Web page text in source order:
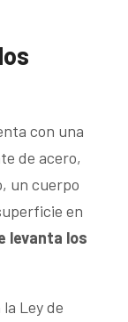
con una
de acero,
un cuerpo
en
levanta los
Ley de